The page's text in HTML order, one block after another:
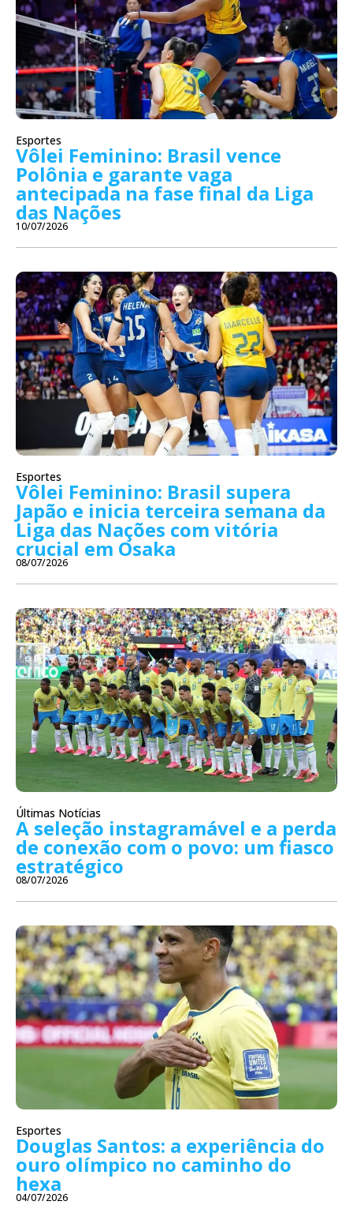
Esportes
Vôlei Feminino: Brasil vence
Polônia e garante vaga
antecipada na fase final da Liga
das Nações
10/07/2026
Esportes
Vôlei Feminino: Brasil supera
Japão e inicia terceira semana da
Liga das Nações com vitória
crucial em Osaka
08/07/2026
Últimas Notícias
A seleção instagramável e a perda
de conexão com o povo: um fiasco
estratégico
08/07/2026
Esportes
Douglas Santos: a experiência do
ouro olímpico no caminho do
hexa
04/07/2026